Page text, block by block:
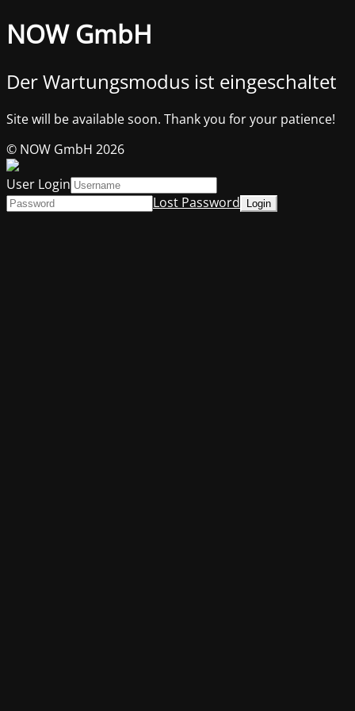
NOW GmbH
Der Wartungsmodus ist eingeschaltet
Site will be available soon. Thank you for your patience!
© NOW GmbH 2026
User Login
Lost Password